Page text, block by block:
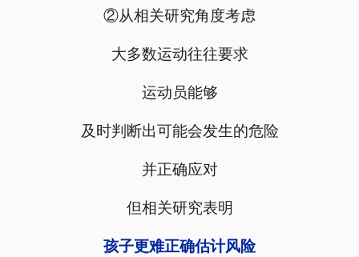
②从相关研究角度考虑
大多数运动往往要求
运动员能够
及时判断出可能会发生的危险
并正确应对
但相关研究表明
孩子更难正确估计风险